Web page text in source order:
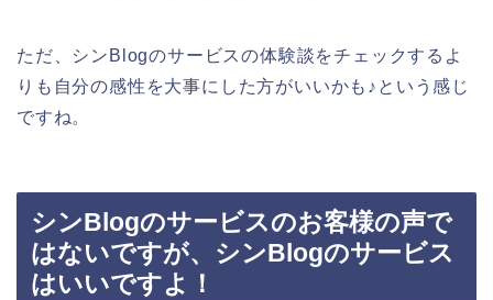
ただ、シンBlogのサービスの体験談をチェックするよ
りも自分の感性を大事にした方がいいかも♪という感じ
ですね。
シンBlogのサービスのお客様の声で
はないですが、シンBlogのサービス
はいいですよ！